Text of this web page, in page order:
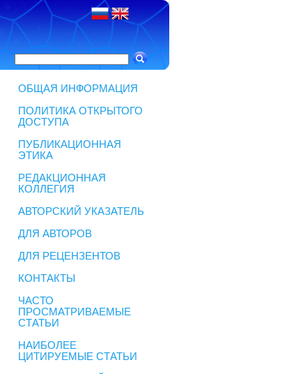
ОБЩАЯ ИНФОРМАЦИЯ
ПОЛИТИКА ОТКРЫТОГО
ДОСТУПА
ПУБЛИКАЦИОННАЯ
ЭТИКА
РЕДАКЦИОННАЯ
КОЛЛЕГИЯ
АВТОРСКИЙ УКАЗАТЕЛЬ
ДЛЯ АВТОРОВ
ДЛЯ РЕЦЕНЗЕНТОВ
КОНТАКТЫ
ЧАСТО
ПРОСМАТРИВАЕМЫЕ
СТАТЬИ
НАИБОЛЕЕ
ЦИТИРУЕМЫЕ СТАТЬИ